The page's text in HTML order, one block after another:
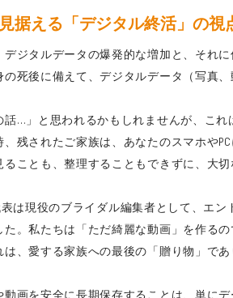
据える「デジタル終活」の
デジタルデータの爆発的な増加と、それ
の死後に備えて、デジタルデータ（写真
話…」と思われるかもしれませんが、こ
、残されたご家族は、あなたのスマホや
ることも、整理することもできずに、大
表は現役のブライダル編集者として、エ
た。私たちは「ただ綺麗な動画」を作る
は、愛する家族への最後の「贈り物」で
動画を安全に長期保存することは、単に